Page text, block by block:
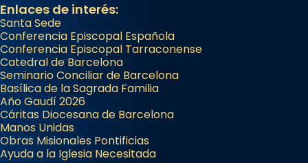
Enlaces de interés:
Santa Sede
Conferencia Episcopal Española
Conferencia Episcopal Tarraconense
Catedral de Barcelona
Seminario Conciliar de Barcelona
Basílica de la Sagrada Familia
Año Gaudí 2026
Cáritas Diocesana de Barcelona
Manos Unidas
Obras Misionales Pontificias
Ayuda a la Iglesia Necesitada